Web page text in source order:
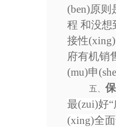
(ben)原则
程 和没想
接性
府有机销
(mu)申
五、
最(zui)好
(xing)全